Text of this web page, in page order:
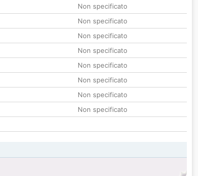
Non specificato
Non specificato
Non specificato
Non specificato
Non specificato
Non specificato
Non specificato
Non specificato